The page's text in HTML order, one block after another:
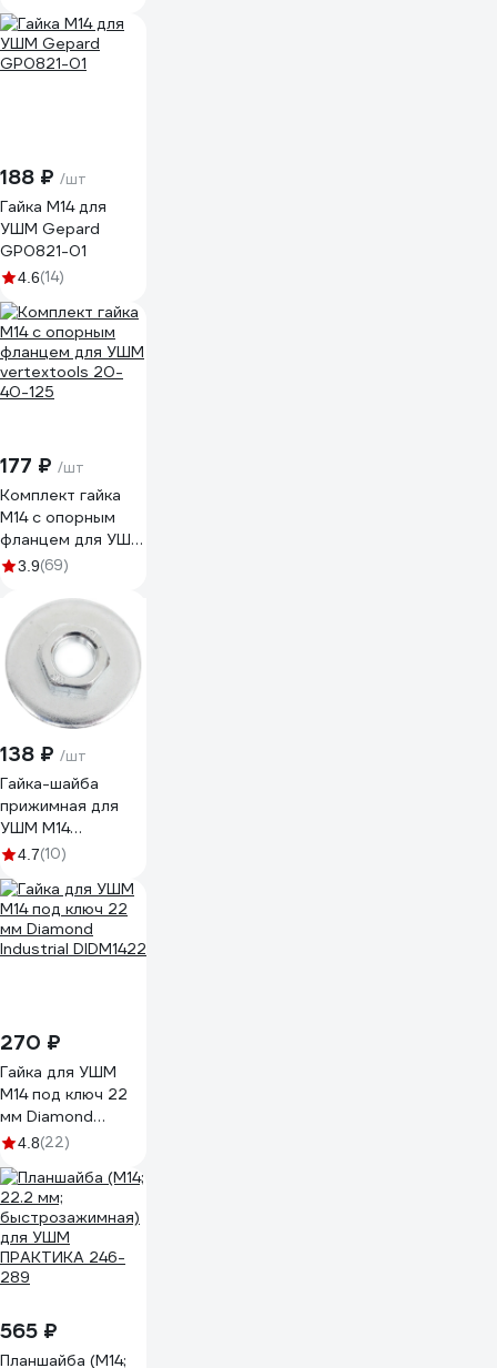
188 ₽ /шт
Гайка М14 для
УШМ Gepard
GP0821-01
4.6(14)
177 ₽ /шт
Комплект гайка
М14 с опорным
фланцем для УШМ
vertextools 20-
3.9(69)
138 ₽ /шт
Гайка-шайба
прижимная для
УШМ М14
TORGWIN
4.7(10)
270 ₽
Гайка для УШМ
М14 под ключ 22
мм Diamond
Industrial DIDM1422
4.8(22)
565 ₽
Планшайба (М14;